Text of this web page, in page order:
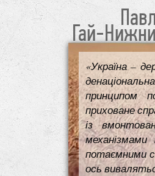
Гай-
«Україна –
принципом
приховане
із
потаємними
ось